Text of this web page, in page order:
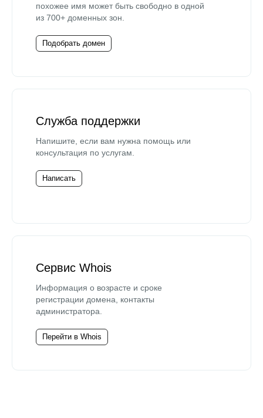
похожее имя может быть свободно в одной
из 700+ доменных зон.
Подобрать домен
Служба поддержки
Напишите, если вам нужна помощь или
консультация по услугам.
Написать
Сервис Whois
Информация о возрасте и сроке
регистрации домена, контакты
администратора.
Перейти в Whois